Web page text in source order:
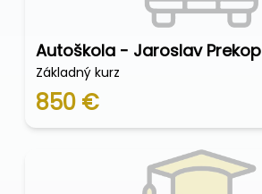
Autoškola - Jaroslav Prekop
Základný kurz
850 €